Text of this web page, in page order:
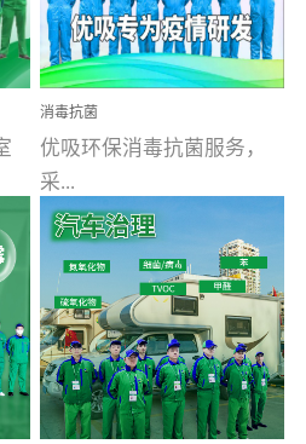
消毒抗菌
优吸环保消毒抗菌服务，
采...
用行业公认奥维牌消毒
液，具备杀死人体冠状病
毒的功效，杀菌率
99.99%。相对于传统消毒
液来说，无...